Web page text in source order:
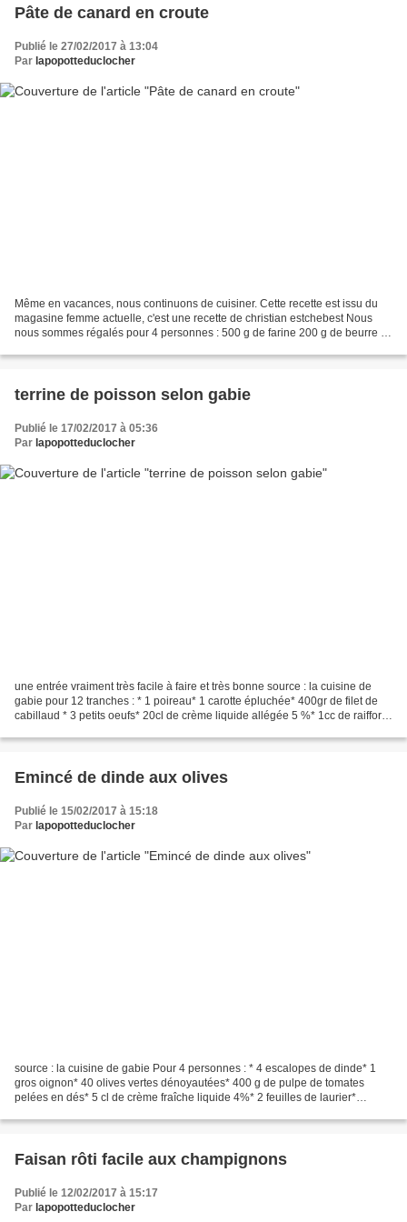
Pâte de canard en croute
Publié le 27/02/2017 à 13:04
Par lapopotteduclocher
Même en vacances, nous continuons de cuisiner. Cette recette est issu du
magasine femme actuelle, c'est une recette de christian estchebest Nous
nous sommes régalés pour 4 personnes : 500 g de farine 200 g de beurre 2
terrine de poisson selon gabie
Publié le 17/02/2017 à 05:36
Par lapopotteduclocher
une entrée vraiment très facile à faire et très bonne source : la cuisine de
gabie pour 12 tranches : * 1 poireau* 1 carotte épluchée* 400gr de filet de
cabillaud * 3 petits oeufs* 20cl de crème liquide allégée 5 %* 1cc de raiffort *
Emincé de dinde aux olives
Publié le 15/02/2017 à 15:18
Par lapopotteduclocher
source : la cuisine de gabie Pour 4 personnes : * 4 escalopes de dinde* 1
gros oignon* 40 olives vertes dénoyautées* 400 g de pulpe de tomates
pelées en dés* 5 cl de crème fraîche liquide 4%* 2 feuilles de laurier*
Faisan rôti facile aux champignons
Publié le 12/02/2017 à 15:17
Par lapopotteduclocher